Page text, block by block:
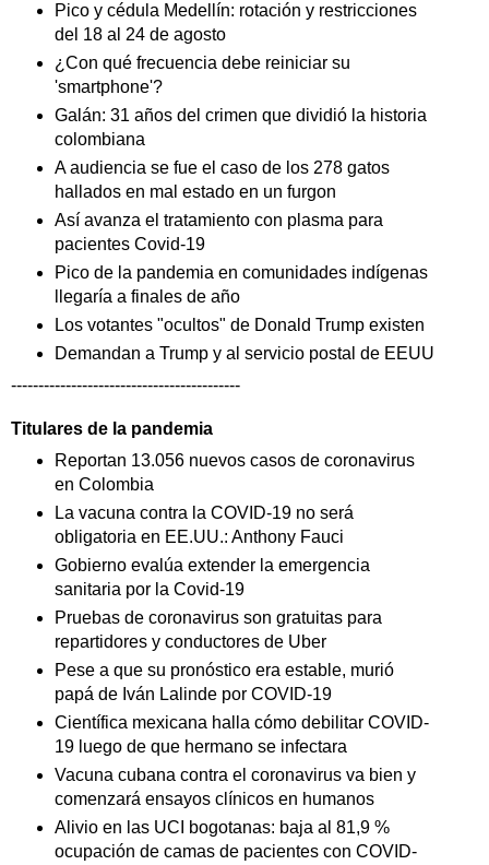
Pico y cédula Medellín: rotación y restricciones
del 18 al 24 de agosto
¿Con qué frecuencia debe reiniciar su
'smartphone'?
Galán: 31 años del crimen que dividió la historia
colombiana
A audiencia se fue el caso de los 278 gatos
hallados en mal estado en un furgon
Así avanza el tratamiento con plasma para
pacientes Covid-19
Pico de la pandemia en comunidades indígenas
llegaría a finales de año
Los votantes "ocultos" de Donald Trump existen
Demandan a Trump y al servicio postal de EEUU
------------------------------------------
Titulares de la pandemia
Reportan 13.056 nuevos casos de coronavirus
en Colombia
La vacuna contra la COVID-19 no será
obligatoria en EE.UU.: Anthony Fauci
Gobierno evalúa extender la emergencia
sanitaria por la Covid-19
Pruebas de coronavirus son gratuitas para
repartidores y conductores de Uber
Pese a que su pronóstico era estable, murió
papá de Iván Lalinde por COVID-19
Científica mexicana halla cómo debilitar COVID-
19 luego de que hermano se infectara
Vacuna cubana contra el coronavirus va bien y
comenzará ensayos clínicos en humanos
Alivio en las UCI bogotanas: baja al 81,9 %
ocupación de camas de pacientes con COVID-